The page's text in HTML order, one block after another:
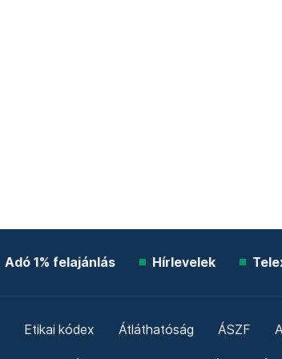
Adó 1% felajánlás Hírlevelek
Etikai kódex Átláthatóság ÁSZF